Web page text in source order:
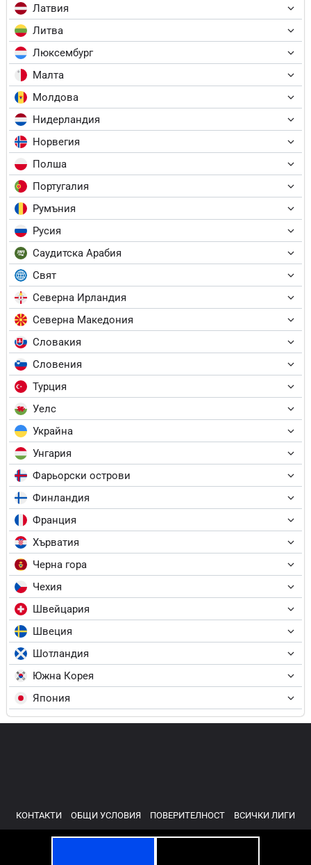
Латвия
Литва
Люксембург
Малта
Молдова
Нидерландия
Норвегия
Полша
Португалия
Румъния
Русия
Саудитска Арабия
Свят
Северна Ирландия
Северна Македония
Словакия
Словения
Турция
Уелс
Украйна
Унгария
Фарьорски острови
Финландия
Франция
Хърватия
Черна гора
Чехия
Швейцария
Швеция
Шотландия
Южна Корея
Япония
КОНТАКТИ ОБЩИ УСЛОВИЯ ПОВЕРИТЕЛНОСТ ВСИЧКИ ЛИГИ